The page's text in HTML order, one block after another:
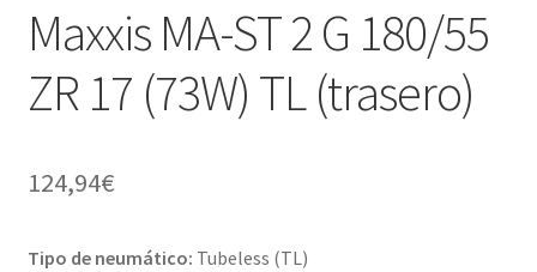
Maxxis MA-ST 2 G 180/55
ZR 17 (73W) TL (trasero)
124,94€
Tipo de neumático: Tubeless (TL)